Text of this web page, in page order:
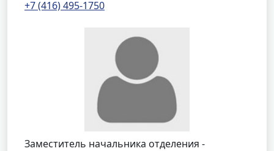
+7 (416) 495-1750
Заместитель начальника отделения -